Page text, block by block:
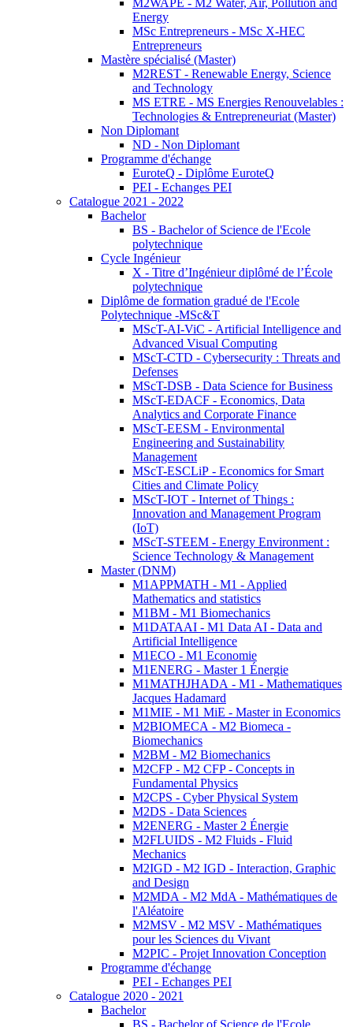
M2WAPE - M2 Water, Air, Pollution and
Energy
MSc Entrepreneurs - MSc X-HEC
Entrepreneurs
Mastère spécialisé (Master)
M2REST - Renewable Energy, Science
and Technology
MS ETRE - MS Energies Renouvelables :
Technologies & Entrepreneuriat (Master)
Non Diplomant
ND - Non Diplomant
Programme d'échange
EuroteQ - Diplôme EuroteQ
PEI - Echanges PEI
Catalogue 2021 - 2022
Bachelor
BS - Bachelor of Science de l'Ecole
polytechnique
Cycle Ingénieur
X - Titre d’Ingénieur diplômé de l’École
polytechnique
Diplôme de formation gradué de l'Ecole
Polytechnique -MSc&T
MScT-AI-ViC - Artificial Intelligence and
Advanced Visual Computing
MScT-CTD - Cybersecurity : Threats and
Defenses
MScT-DSB - Data Science for Business
MScT-EDACF - Economics, Data
Analytics and Corporate Finance
MScT-EESM - Environmental
Engineering and Sustainability
Management
MScT-ESCLiP - Economics for Smart
Cities and Climate Policy
MScT-IOT - Internet of Things :
Innovation and Management Program
(IoT)
MScT-STEEM - Energy Environment :
Science Technology & Management
Master (DNM)
M1APPMATH - M1 - Applied
Mathematics and statistics
M1BM - M1 Biomechanics
M1DATAAI - M1 Data AI - Data and
Artificial Intelligence
M1ECO - M1 Economie
M1ENERG - Master 1 Énergie
M1MATHJHADA - M1 - Mathematiques
Jacques Hadamard
M1MIE - M1 MiE - Master in Economics
M2BIOMECA - M2 Biomeca -
Biomechanics
M2BM - M2 Biomechanics
M2CFP - M2 CFP - Concepts in
Fundamental Physics
M2CPS - Cyber Physical System
M2DS - Data Sciences
M2ENERG - Master 2 Énergie
M2FLUIDS - M2 Fluids - Fluid
Mechanics
M2IGD - M2 IGD - Interaction, Graphic
and Design
M2MDA - M2 MdA - Mathématiques de
l'Aléatoire
M2MSV - M2 MSV - Mathématiques
pour les Sciences du Vivant
M2PIC - Projet Innovation Conception
Programme d'échange
PEI - Echanges PEI
Catalogue 2020 - 2021
Bachelor
BS - Bachelor of Science de l'Ecole